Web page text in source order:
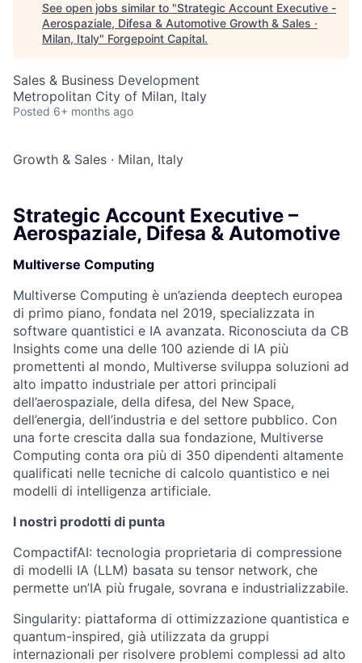
See open jobs similar to "Strategic Account Executive -
Aerospaziale, Difesa & Automotive Growth & Sales ·
Milan, Italy" Forgepoint Capital.
Sales & Business Development
Metropolitan City of Milan, Italy
Posted 6+ months ago
Growth & Sales · Milan, Italy
Strategic Account Executive –
Aerospaziale, Difesa & Automotive
Multiverse Computing
Multiverse Computing è un’azienda deeptech europea
di primo piano, fondata nel 2019, specializzata in
software quantistici e IA avanzata. Riconosciuta da CB
Insights come una delle 100 aziende di IA più
promettenti al mondo, Multiverse sviluppa soluzioni ad
alto impatto industriale per attori principali
dell’aerospaziale, della difesa, del New Space,
dell’energia, dell’industria e del settore pubblico. Con
una forte crescita dalla sua fondazione, Multiverse
Computing conta ora più di 350 dipendenti altamente
qualificati nelle tecniche di calcolo quantistico e nei
modelli di intelligenza artificiale.
I nostri prodotti di punta
CompactifAI: tecnologia proprietaria di compressione
di modelli IA (LLM) basata su tensor network, che
permette un’IA più frugale, sovrana e industrializzabile.
Singularity: piattaforma di ottimizzazione quantistica e
quantum-inspired, già utilizzata da gruppi
internazionali per risolvere problemi complessi ad alto